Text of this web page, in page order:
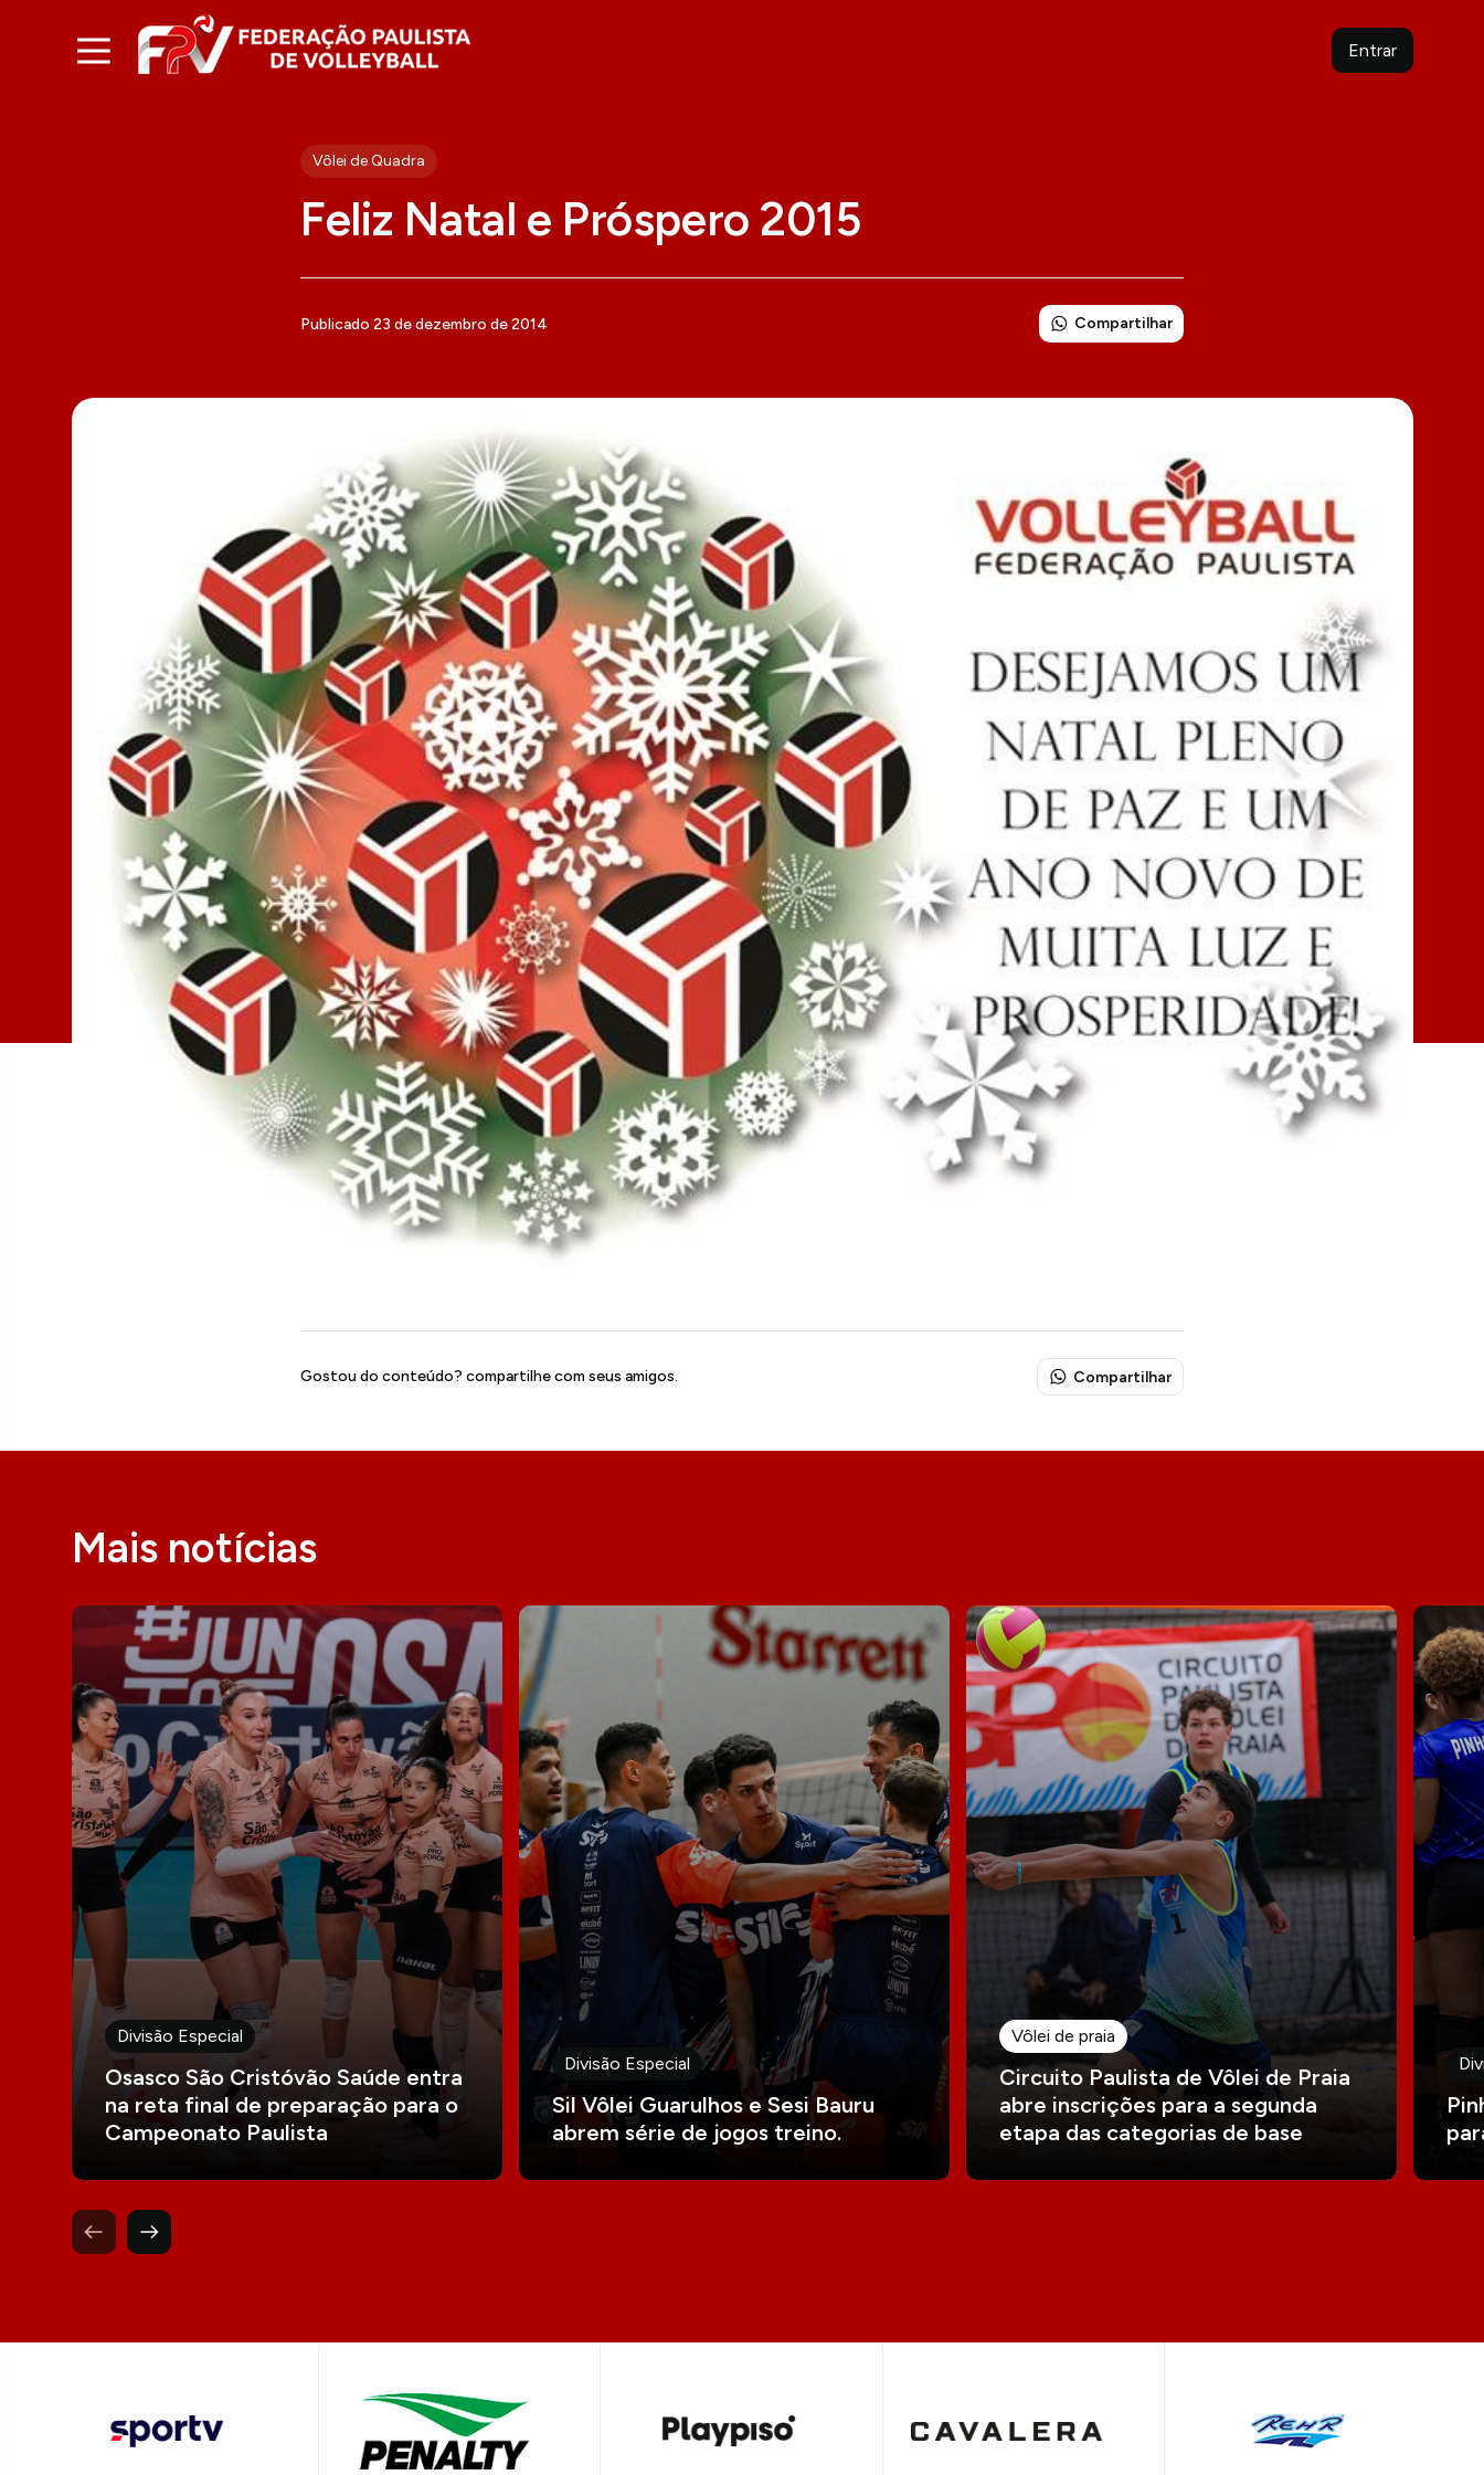
Entrar
Vôlei de Quadra
Feliz Natal e Próspero 2015
Publicado 23 de dezembro de 2014 Compartilhar
Gostou do conteúdo? compartilhe com seus amigos. Compartilhar
Mais notícias
Divisão Especial
Osasco São Cristóvão Saúde entra
na reta final de preparação para o
Campeonato Paulista
Divisão Especial
Sil Vôlei Guarulhos e Sesi Bauru
abrem série de jogos treino.
Vôlei de praia
Circuito Paulista de Vôlei de Praia
abre inscrições para a segunda
etapa das categorias de base